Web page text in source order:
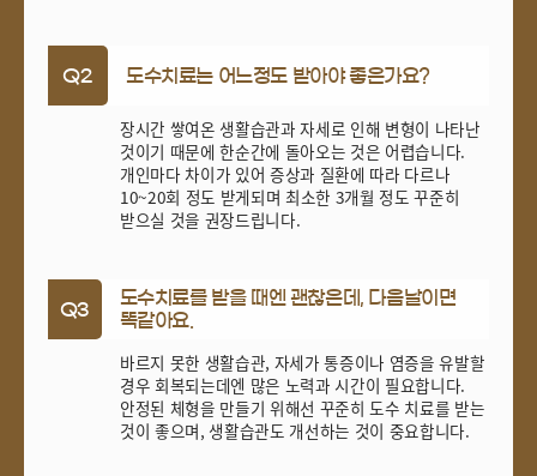
Q2 도수치료는 어느정도 받아야 좋은가요?
장시간 쌓여온 생활습관과 자세로 인해 변형이 나타난
것이기 때문에 한순간에 돌아오는 것은 어렵습니다.
개인마다 차이가 있어 증상과 질환에 따라 다르나
10~20회 정도 받게되며 최소한 3개월 정도 꾸준히
받으실 것을 권장드립니다.
Q3
도수치료를 받을 때엔 괜찮은데, 다음날이면
똑같아요.
바르지 못한 생활습관, 자세가 통증이나 염증을 유발할
경우 회복되는데엔 많은 노력과 시간이 필요합니다.
안정된 체형을 만들기 위해선 꾸준히 도수 치료를 받는
것이 좋으며, 생활습관도 개선하는 것이 중요합니다.